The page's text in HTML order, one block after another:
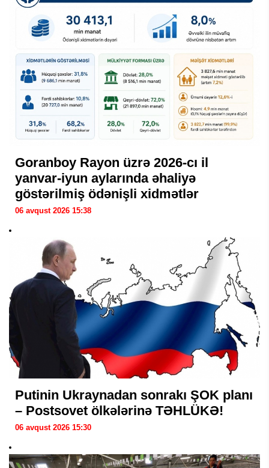
Goranboy Rayon üzrə 2026-cı il
yanvar-iyun aylarında əhaliyə
göstərilmiş ödənişli xidmətlər
06 avqust 2026 15:38
Putinin Ukraynadan sonrakı ŞOK planı
– Postsovet ölkələrinə TƏHLÜKƏ!
06 avqust 2026 15:30